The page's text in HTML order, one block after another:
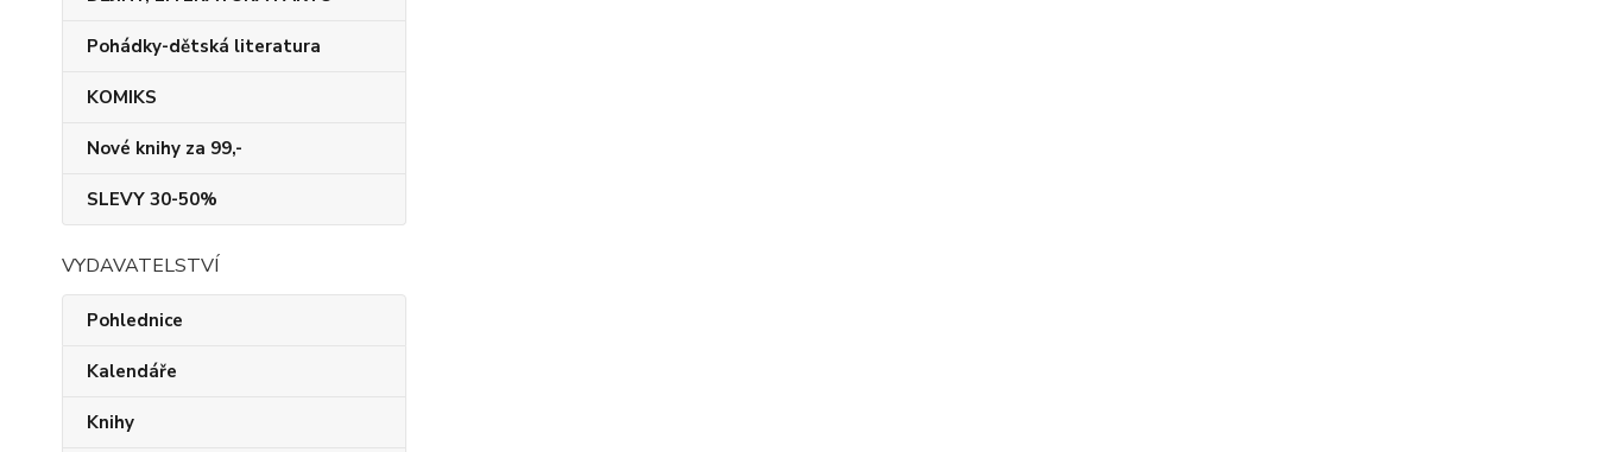
Pohádky-dětská literatura
KOMIKS
Nové knihy za 99,-
SLEVY 30-50%
VYDAVATELSTVÍ
Pohlednice
Kalendáře
Knihy